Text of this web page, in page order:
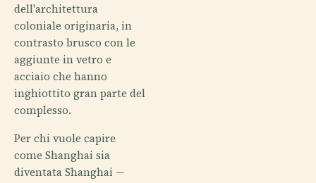
dell'architettura
coloniale originaria, in
contrasto brusco con le
aggiunte in vetro e
acciaio che hanno
inghiottito gran parte del
complesso.
Per chi vuole capire
come Shanghai sia
diventata Shanghai —